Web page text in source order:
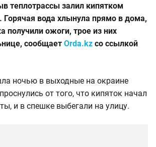
теплотрассы залил кипятком
Горячая вода хлынула прямо в дома,
получили ожоги, трое из них
сообщает Orda.kz со ссылкой
ночью в выходные на окраине
от того, что кипяток начал
и в спешке выбегали на улицу.